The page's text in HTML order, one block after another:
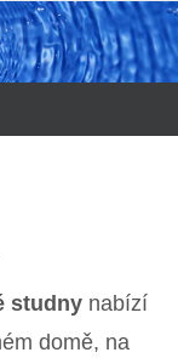
studny nabízí
domě, na